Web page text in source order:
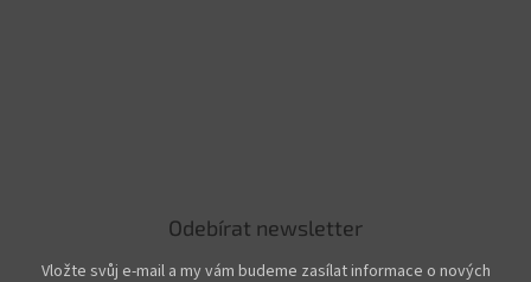
Odebírat newsletter
Vložte svůj e-mail a my vám budeme zasílat informace o nových